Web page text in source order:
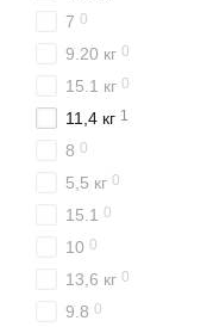
7 0
9.20 кг 0
15.1 кг 0
11,4 кг 1
8 0
5,5 кг 0
15.1 0
10 0
13,6 кг 0
9.8 0